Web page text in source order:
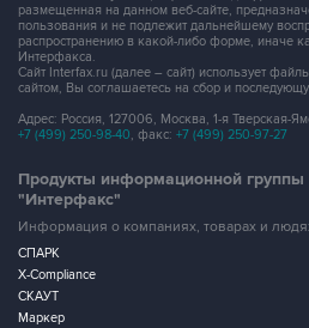
размещенная на данном веб-сайте,
пользования и не подлежит дальнейшему
распространению в какой-либо форме, иначе
Интерфакса.
Сайт Interfax.ru (далее – сайт) использует
сайтом, Вы соглашаетесь на сбор и
Адрес: Россия, 127006, Москва, 1-я Тверская-
+7 (499) 250-98-40, факс: +7 (499) 250-97-27
Продукты информационной группы
"Интерфакс"
Информация о компаниях, товарах и
СПАРК
X-Compliance
СКАУТ
Маркер